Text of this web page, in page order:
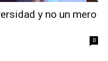
y no un mero
0